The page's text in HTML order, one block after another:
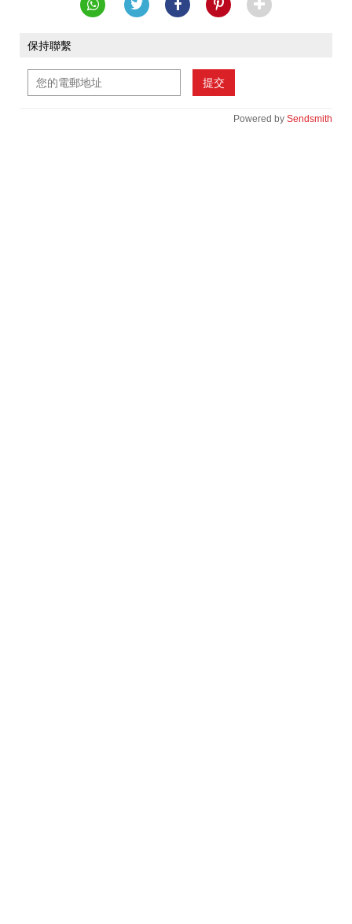
保持聯繫
提交
Powered by Sendsmith